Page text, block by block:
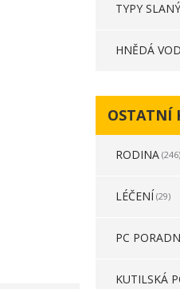
TYPY
HNĚDÁ
OSTATNÍ
RODINA (246)
LÉČENÍ (29)
PC
KUTILSKÁ